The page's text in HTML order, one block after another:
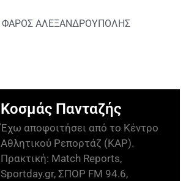
ΦΑΡΟΣ ΑΛΕΞΑΝΔΡΟΥΠΟΛΗΣ
Κοσμάς Πανταζής
Έχω αποφοιτήσει από το Κέντρο
Αθλητικού Ρεπορτάζ (ΚΑΡ).
Πρακτική: Match Reports,
Sportday.gr, ΣΠΟΡ FM 94.6,